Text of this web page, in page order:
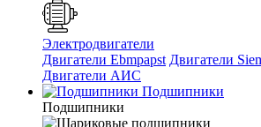
Электродвигатели
Двигатели Ebmpapst Двигатели
Двигатели АИС
Подшипники
Подшипники